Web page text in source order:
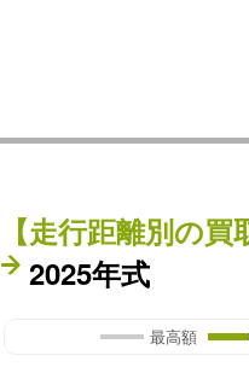
【走行距離別の買
2025年式
最高額